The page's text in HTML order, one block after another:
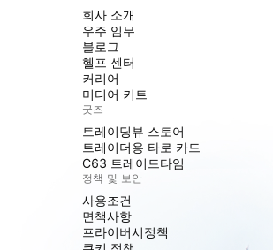
회사 소개
우주 임무
블로그
헬프 센터
커리어
미디어 키트
굿즈
트레이딩뷰 스토어
트레이더용 타로 카드
C63 트레이드타임
정책 및 보안
사용조건
면책사항
프라이버시정책